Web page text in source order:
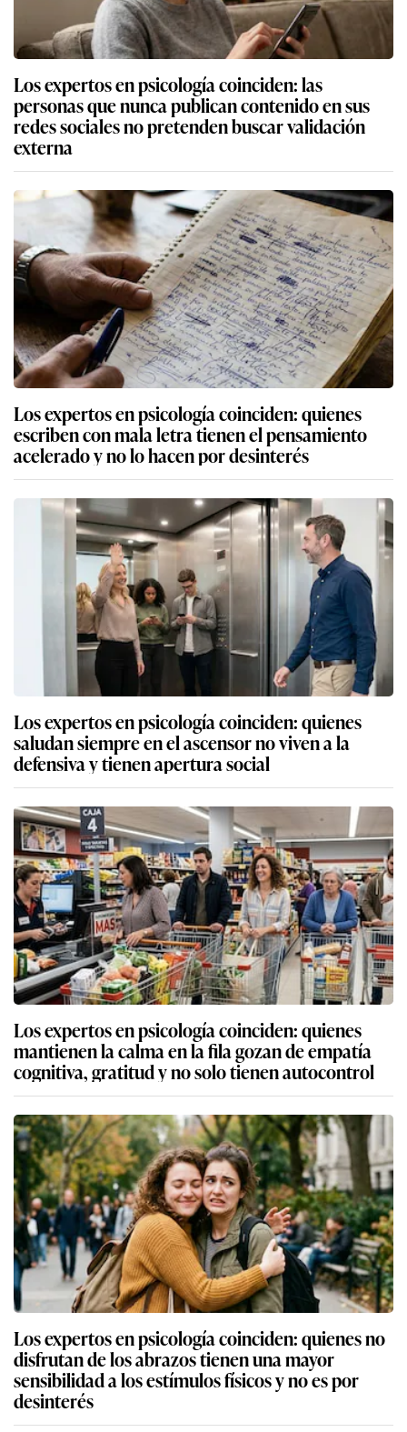
Los expertos en psicología coinciden: las
personas que nunca publican contenido en sus
redes sociales no pretenden buscar validación
externa
Los expertos en psicología coinciden: quienes
escriben con mala letra tienen el pensamiento
acelerado y no lo hacen por desinterés
Los expertos en psicología coinciden: quienes
saludan siempre en el ascensor no viven a la
defensiva y tienen apertura social
Los expertos en psicología coinciden: quienes
mantienen la calma en la fila gozan de empatía
cognitiva, gratitud y no solo tienen autocontrol
Los expertos en psicología coinciden: quienes no
disfrutan de los abrazos tienen una mayor
sensibilidad a los estímulos físicos y no es por
desinterés